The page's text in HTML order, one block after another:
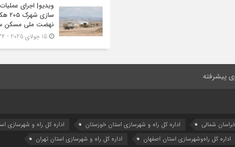
ویدیو| اجرای
سازی
نهضت ملی مسکن
پیشرفته
شمالي اداره كل راه و شهرسازي استان خوزستان
اداره كل راه و شهرسازي
اداره كل راه‌و‌شهرسازي استان اصفهان اداره کل راه و شهرسازی استان تهران